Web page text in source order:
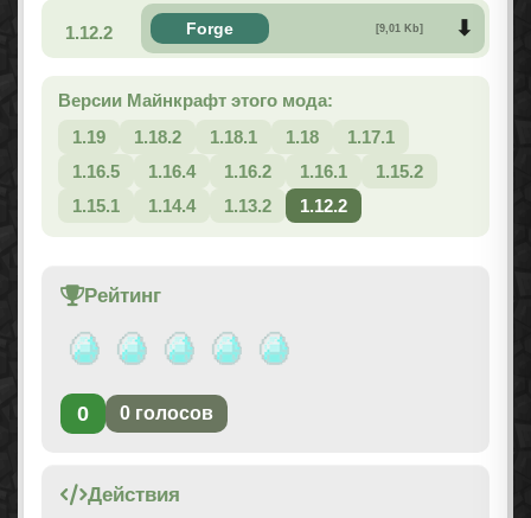
1.12.2 Forge [9,01 Kb]
Версии Майнкрафт этого мода:
1.19
1.18.2 1.18.1 1.18
1.17.1
1.16.5
1.16.4 1.16.2 1.16.1
1.15.2
1.15.1
1.14.4 1.13.2 1.12.2
Рейтинг
0 0 голосов
Действия